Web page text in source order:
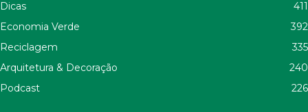
Dicas
411
Economia Verde
392
Reciclagem
335
Arquitetura & Decoração
240
Podcast
226